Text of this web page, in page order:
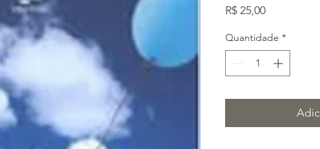
R$ 25,00Preço
Quantidade *